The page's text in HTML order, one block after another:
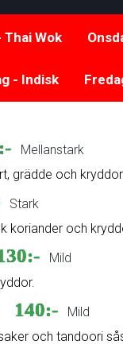
Thai Wok
- Indisk
Mellanstark
grädde och
Stark
koriander och
Mild
140:-
Mild
och tandoori